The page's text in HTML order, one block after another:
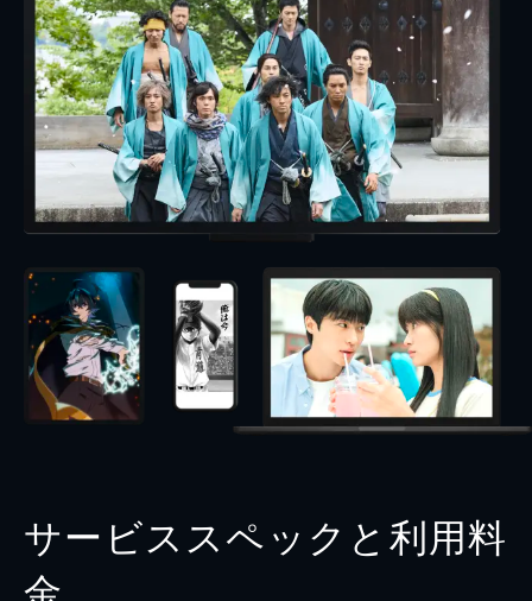
サービススペックと利用料
金